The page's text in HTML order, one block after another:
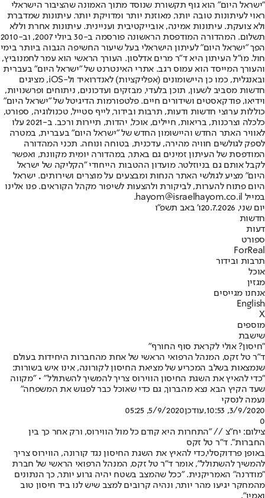
"ישראל היום" הוא גוף תקשורת שנוסד מתוך האמונה שהציבור הישראלי
ראוי לעיתונות טובה יותר, מאוזנת יותר ומדויקת יותר. עיתונות שמדברת
ולא צועקת. עיתונות אמינה, אובייקטיבית ועניינית. עיתונות אחרת וללא
תשלום. המהדורה המודפסת הראשונה פורסמה ב-30 ביולי 2007, וב-2010
הפך "ישראל היום" לעיתון הישראלי בעל שיעור החשיפה הגבוה ביותר בימי
חול. מו"ל העיתון היא ד"ר מרים אדלסון. העורך הראשי הוא עמר לחמנוביץ,
והעורך המייסד הוא עמוס רגב. אתרי האינטרנט של "ישראל היום" בעברית
ובאנגלית, כמו כן היישומונים (אפליקציות) לאנדרואיד ול-iOS, מציגים
חדשות מסביב לשעון, תוכן בלעדי, מבזקים ועדכונים, ניתוחים ופרשנויות,
וידיאו, פודקאסטים ושידורים חיים. פלטפורמות הדיגיטל של "ישראל היום"
כוללות ערוצי חדשות ודעות, תרבות ובידור, לייף סטייל, טכנולוגיה, ספורט,
כלכלה וצרכנות, בריאות, חיילים, אוכל, יהדות, תיירות ורכב. ב-2021 עלו
לאוויר האתר החדש והיישומון החדש של "ישראל היום" בעברית, במטרה
לספק לגולשים חוויה מהירה, עדכנית, בטוחה ונוחה. תכני המהדורה
המודפסת של העיתון זמינים גם באתר, במהדורה יומית מקוונת, ואפשר
לקבל אותם גם בניוזלטר. מועדון ההטבות הייחודי "הקליקה של ישראל
היום" מציע לגולשי האתר הנחות ומבצעים על מוצרים ושירותים. ישראל
היום פתוח להערות, לביקורת ולהצעות לשיפור מקהל הקוראים. פנו אלינו
במייל hayom@israelhayom.co.il.
יום שני, 20.7.2026
ו' באב תשפ"ו
חדשות
דעות
ספורט
ForReal
תרבות ובידור
אוכל
מגזין
אנחנו מגייסים
English
X
מוספים
שישבת
"חיסון? אולי לקראת סוף החורף"
ד"ר טל זקס, המנהל הרפואי הראשי של אחת מהחברות היחידות בעולם
שנמצאות בשלב המכריע של מציאת החיסון לקורונה, אינו איש בשורות:
"כדי להאיץ את השגת החיסון הווירוס צריך להמשיך להשתולל" • "מקווה
שעד הקיץ הבא נצא מהברוך, גם כדי שאוכל כבר לפגוש את המשפחה"
נעמה לנסקי
3/9/2020, 10:53
,עודכן5/9/2020, 05:25
0
צילום: יח"צ // "התחרות היא קודם כל מול הווירוס, ורק אחר כך בין
החברות". ד"ר טל זקס
באופן פרדוקסלי,כדי להאיץ את השגת החיסון נגד קורונה, הווירוס צריך
להמשיך להשתולל", אומר ד"ר טל זקס, המנהל הרפואי הראשי של חברת
"מודרנה" האמריקנית. "ככל שהמצב בשטח יהיה גרוע יותר, כך הנתונים
מהמחקר יגיעו מהר יותר, ונהיה קרובים למצב שיש לנו ביד חיסון טוב